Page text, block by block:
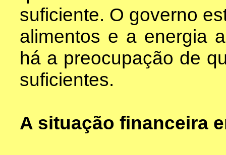
suficiente. O governo
alimentos e a energia
há a preocupação de
suficientes.
A situação financeira